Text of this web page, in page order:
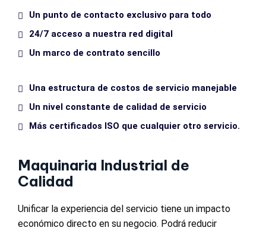
Un punto de contacto exclusivo para todo
24/7 acceso a nuestra red digital
Un marco de contrato sencillo
Una estructura de costos de servicio manejable
Un nivel constante de calidad de servicio
Más certificados ISO que cualquier otro servicio.
Maquinaria Industrial de
Calidad
Unificar la experiencia del servicio tiene un impacto
económico directo en su negocio. Podrá reducir